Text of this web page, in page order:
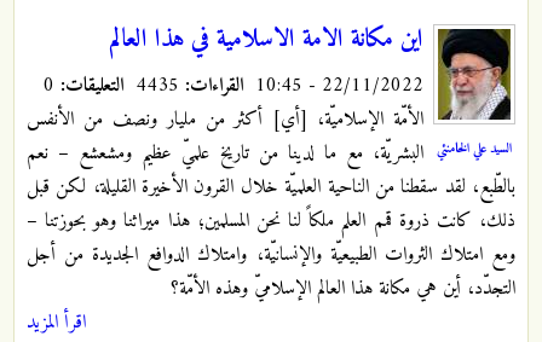
السيد علي الخامنئي
اين مكانة الامة الاسلامية في هذا العالم
22/11/2022 - 10:45 القراءات: التعليقات:
الأمّة الإسلاميّة، [أي] أكثر من مليار ونصف من الأنفس
البشريّة، مع ما لدينا من تاريخ علميّ عظيم ومشعشع – نعم
بالطّبع، لقد سقطنا من الناحية العلميّة خلال القرون الأخيرة القليلة، لكن قبل
ذلك، كانت ذروة قمم العلم ملكاً لنا نحن المسلمين؛ هذا ميراثنا وهو بحوزتنا –
ومع امتلاك الثروات الطبيعيّة والإنسانيّة، وامتلاك الدوافع الجديدة من أجل
التجدّد، أين هي مكانة هذا العالم الإسلاميّ وهذه الأمّة؟
اقرأ المزيد